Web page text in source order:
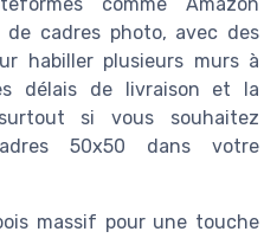
comme Amazon
cadres photo, avec des
habiller plusieurs murs à
délais de livraison et la
si vous souhaitez
50x50 dans votre
massif pour une touche